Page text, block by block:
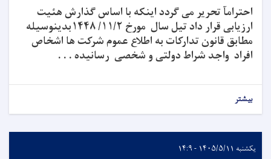
احترامآ تحریر می گردد اینکه با اساس گذارش هئیت
ارزیابی قرار داد تیل سال مورخ ۱۱/۲/ ۱۴۴۸بدینوسیله
مطابق قانونتدارکاتبهاطلاععموم شرکت ها اشخاص
افراد واجد شراط دولتی و شخصی رسانیده. . .
بیشتر
یکشنبه ۱۴۰۵/۵/۱۱ - ۱۴:۹